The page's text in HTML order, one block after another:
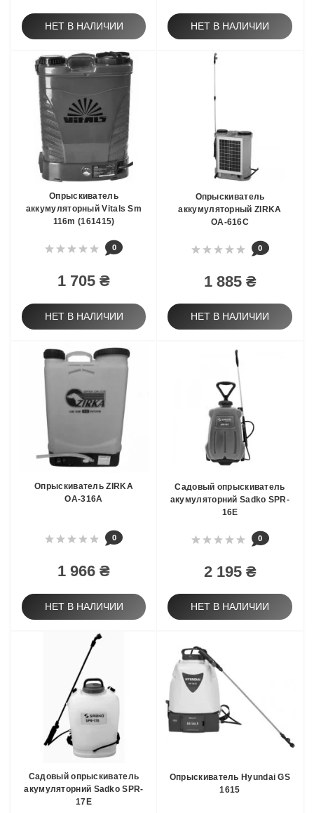
НЕТ В НАЛИЧИИ НЕТ В НАЛИЧИИ
Опрыскиватель
аккумуляторный Vitals Sm
116m (161415)
0
1 705 ₴
НЕТ В НАЛИЧИИ
Опрыскиватель
аккумуляторный ZIRKA
ОА-616С
0
1 885 ₴
НЕТ В НАЛИЧИИ
Опрыскиватель ZIRKA
ОА-316А
0
1 966 ₴
НЕТ В НАЛИЧИИ
Садовый опрыскиватель
акумуляторний Sadko SPR-
16E
0
2 195 ₴
НЕТ В НАЛИЧИИ
Садовый опрыскиватель
акумуляторний Sadko SPR-
17E
Опрыскиватель Hyundai GS
1615